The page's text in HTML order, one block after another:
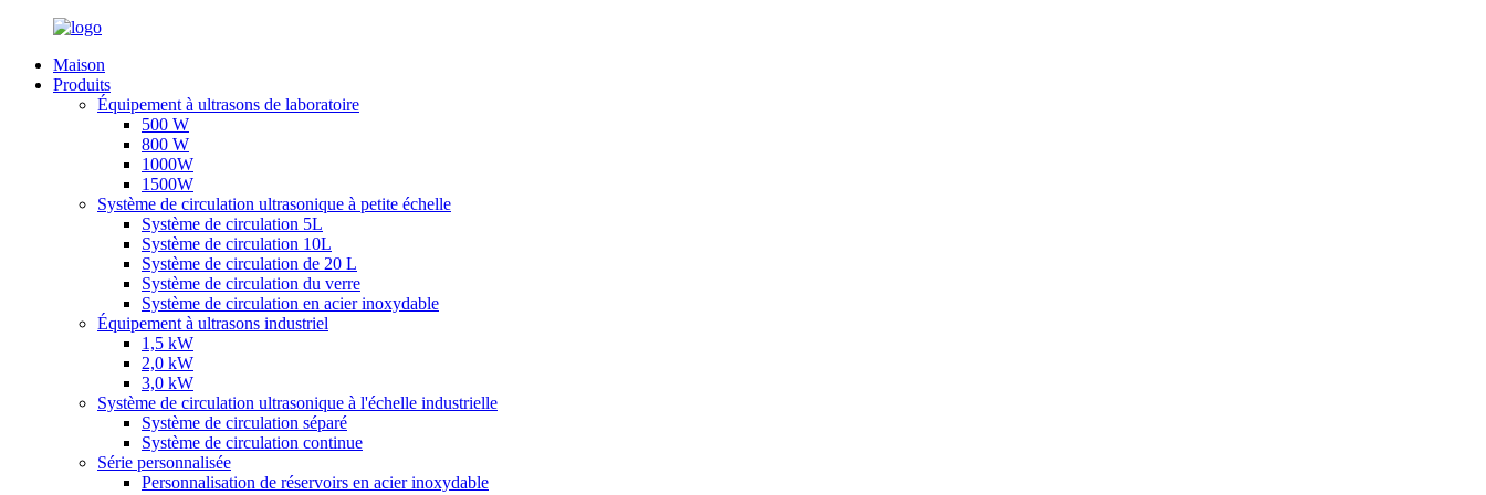
Maison
Produits
Équipement à ultrasons de laboratoire
500 W
800 W
1000W
1500W
Système de circulation ultrasonique à petite échelle
Système de circulation 5L
Système de circulation 10L
Système de circulation de 20 L
Système de circulation du verre
Système de circulation en acier inoxydable
Équipement à ultrasons industriel
1,5 kW
2,0 kW
3,0 kW
Système de circulation ultrasonique à l'échelle industrielle
Système de circulation séparé
Système de circulation continue
Série personnalisée
Personnalisation de réservoirs en acier inoxydable